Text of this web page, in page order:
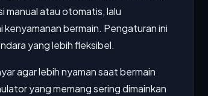
manual atau otomatis, lalu
bermain. Pengaturan ini
yang lebih fleksibel.
agar lebih nyaman saat bermain
yang memang sering dimainkan